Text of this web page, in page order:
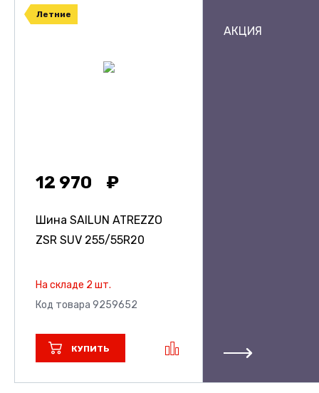
Летние
12 970
Шина SAILUN ATREZZO
ZSR SUV 255/55R20
На складе 2 шт.
Код товара 9259652
КУПИТЬ
АКЦИЯ